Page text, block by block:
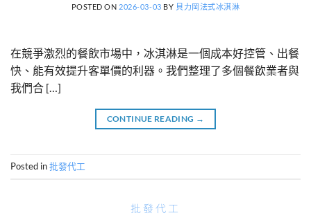
POSTED ON 2026-03-03 BY 貝力岡法式冰淇淋
在競爭激烈的餐飲市場中，冰淇淋是一個成本好控管、出餐
快、能有效提升客單價的利器。我們整理了多個餐飲業者與
我們合 […]
CONTINUE READING →
Posted in批發代工
批發代工